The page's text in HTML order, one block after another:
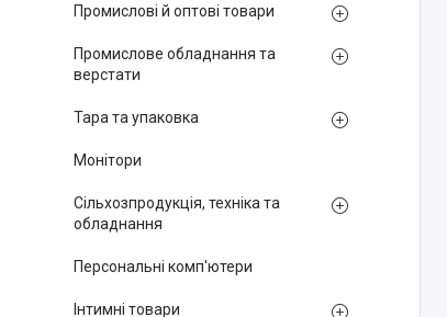
Промислові й оптові товари
Промислове обладнання та
верстати
Тара та упаковка
Монітори
Сільхозпродукція, техніка та
обладнання
Персональні комп'ютери
Інтимні товари